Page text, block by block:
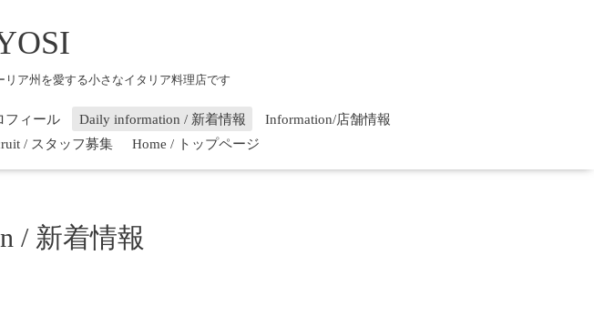
ア州を愛する小さなイタリア料理店です
フィール Daily information / 新着情報
Information/店舗情報
/ スタッフ募集 Home / トップページ
/ 新着情報